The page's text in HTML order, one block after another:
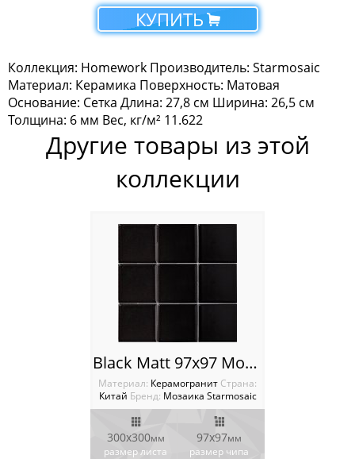
Мозаика Starmosaic
Homework
Wild Stone
Мозаика Tonomosaic
Мозаика Опера Декора
КУПИТЬ
Коллекция: Homework Производитель: Starmosaic
Материал: Керамика Поверхность: Матовая
Основание: Сетка Длина: 27,8 см Ширина: 26,5 см
Толщина: 6 мм Вес, кг/м² 11.622
Другие товары из этой
коллекции
Black Matt 97х97 Мозаика Starmosaic Homework
Материал: Керамогранит Cтрана:
Китай Бренд: Мозаика Starmosaic
300х300мм
размер листа
97х97мм
размер чипа